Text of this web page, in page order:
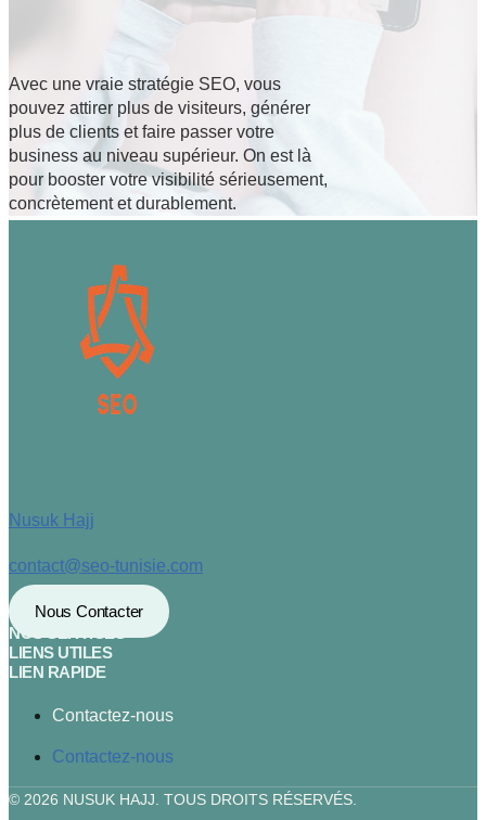
Avec une vraie stratégie SEO, vous
pouvez attirer plus de visiteurs, générer
plus de clients et faire passer votre
business au niveau supérieur. On est là
pour booster votre visibilité sérieusement,
concrètement et durablement.
Nusuk Hajj
contact@seo-tunisie.com
Nous Contacter
NOS SERVICES
LIENS UTILES
LIEN RAPIDE
Contactez-nous
Contactez-nous
© 2026 NUSUK HAJJ. TOUS DROITS RÉSERVÉS.